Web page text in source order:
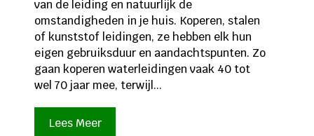
van de leiding en natuurlijk de
omstandigheden in je huis. Koperen, stalen
of kunststof leidingen, ze hebben elk hun
eigen gebruiksduur en aandachtspunten. Zo
gaan koperen waterleidingen vaak 40 tot
wel 70 jaar mee, terwijl...
Lees Meer